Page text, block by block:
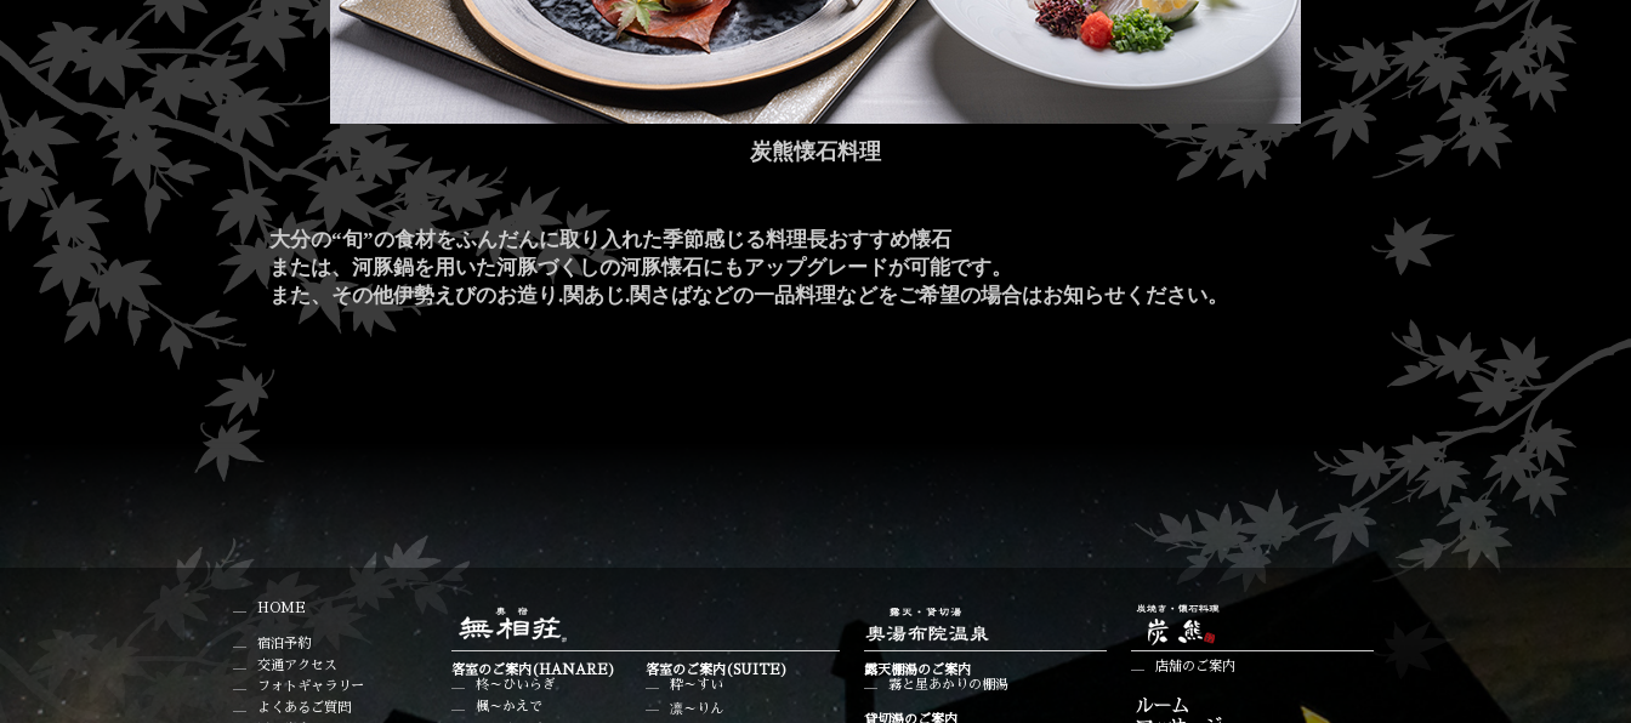
炭熊懐石料理
大分の“旬”の食材をふんだんに取り入れた季節感じる料理長おすすめ懐石
または、河豚鍋を用いた河豚づくしの河豚懐石にもアップグレードが可能です。
また、その他伊勢えびのお造り.関あじ.関さばなどの一品料理などをご希望の場合はお知らせください。
HOME
宿泊予約
交通アクセス
フォトギャラリー
よくあるご質問
客室のご案内(HANARE)
柊～ひいらぎ
楓～かえで
客室のご案内(SUITE)
粋～すい
凛～りん
露天棚湯のご案内
霧と星あかりの棚湯
貸切湯のご案内
店舗のご案内